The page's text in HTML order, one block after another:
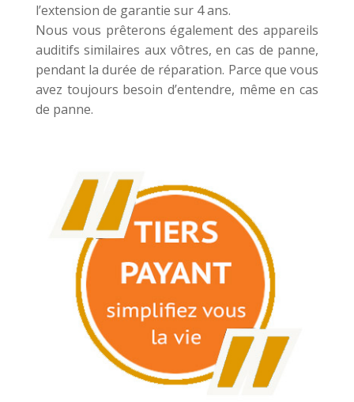
l’extension de garantie sur 4 ans.
Nous vous prêterons également des appareils
auditifs similaires aux vôtres, en cas de panne,
pendant la durée de réparation. Parce que vous
avez toujours besoin d’entendre, même en cas
de panne.